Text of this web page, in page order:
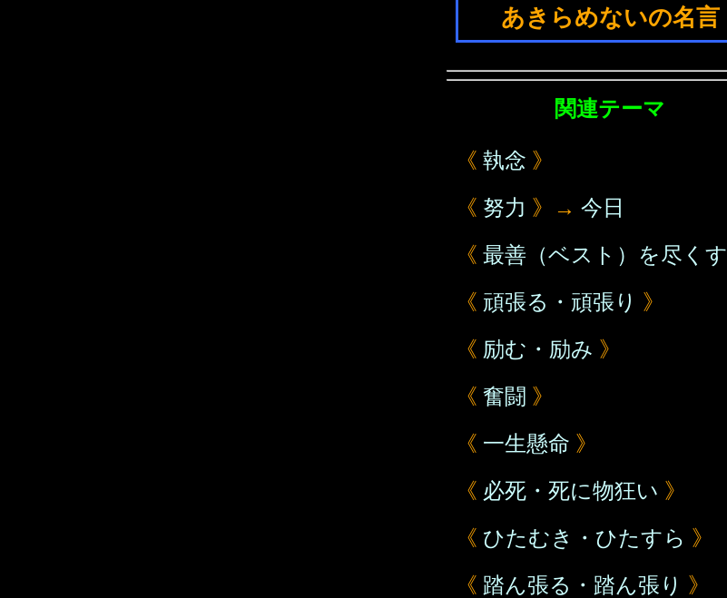
あきらめないの名言
関連テーマ
《 執念 》
《 努力 》→ 今日
《 最善（ベスト）を尽くす
《 頑張る・頑張り 》
《 励む・励み 》
《 奮闘 》
《 一生懸命 》
《 必死・死に物狂い 》
《 ひたむき・ひたすら 》
《 踏ん張る・踏ん張り 》